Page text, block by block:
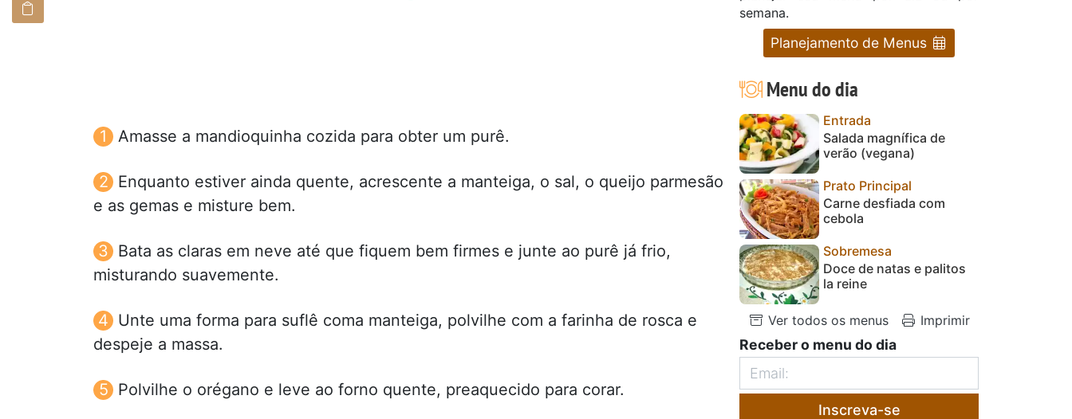
Amasse a mandioquinha cozida para obter um purê.
Enquanto estiver ainda quente, acrescente a manteiga, o sal, o queijo parmesão
e as gemas e misture bem.
Bata as claras em neve até que fiquem bem firmes e junte ao purê já frio,
misturando suavemente.
Unte uma forma para suflê coma manteiga, polvilhe com a farinha de rosca e
despeje a massa.
Polvilhe o orégano e leve ao forno quente, preaquecido para corar.
semana.
Planejamento de Menus
Menu do dia
Entrada
Salada magnífica de
verão (vegana)
Prato Principal
Carne desfiada com
cebola
Sobremesa
Doce de natas e palitos
la reine
Ver todos os menus Imprimir
Receber o menu do dia
Inscreva-se